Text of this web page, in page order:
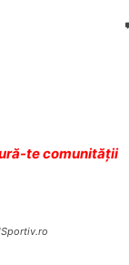
te comunității